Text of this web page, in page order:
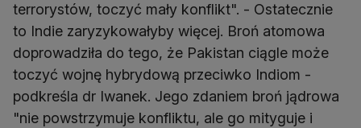
terrorystów, toczyć mały konflikt". - Ostatecznie
to Indie zaryzykowałyby więcej. Broń atomowa
doprowadziła do tego, że Pakistan ciągle może
toczyć wojnę hybrydową przeciwko Indiom -
podkreśla dr Iwanek. Jego zdaniem broń jądrowa
"nie powstrzymuje konfliktu, ale go mityguje i